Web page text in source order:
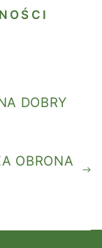
DOBRY
OBRONA